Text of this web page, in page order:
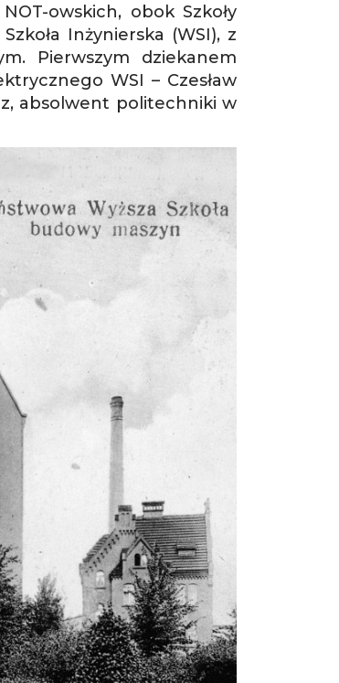
owskich, obok Szkoły
Inżynierska (WSI), z
Pierwszym dziekanem
WSI – Czesław
absolwent politechniki w